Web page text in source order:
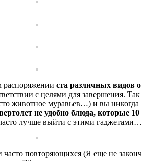
распоряжении ста различных видов
с целями для завершения.
животное муравьев…) и вы
не удобно блюда,
лучше выйти с этими
часто повторяющихся (Я еще не